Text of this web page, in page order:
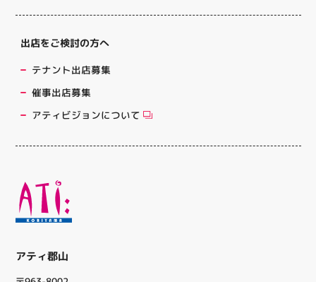
アティ郡山
出店をご検討の方へ
テナント出店募集
催事出店募集
アティビジョンについて